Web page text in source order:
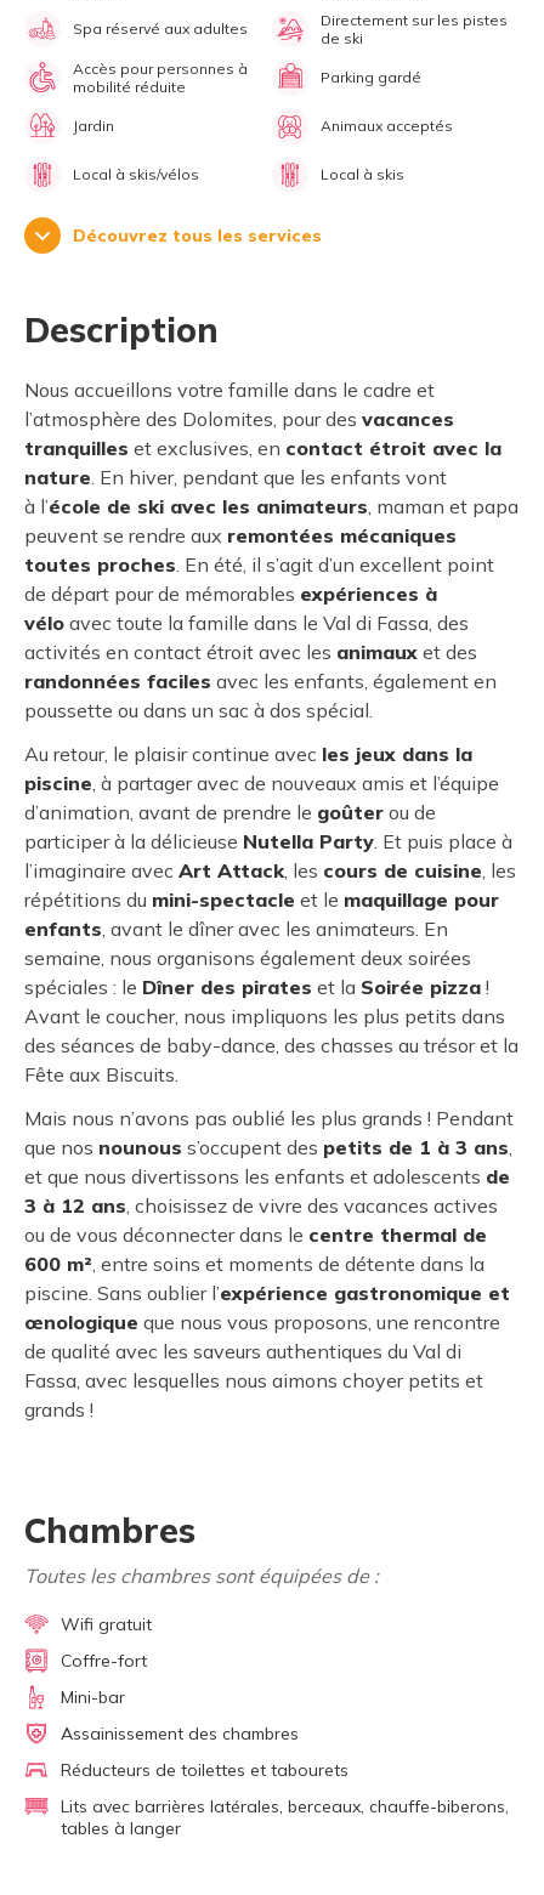
Spa réservé aux adultes
Directement sur les pistes
de ski
Accès pour personnes à
mobilité réduite
Parking gardé
Jardin Animaux acceptés
Local à skis/vélos Local à skis
Découvrez tous les services
Description
Nous accueillons votre famille dans le cadre et
l’atmosphère des Dolomites, pour des vacances
tranquilles et exclusives, en contact étroit avec la
nature. En hiver, pendant que les enfants vont
à l’école de ski avec les animateurs, maman et papa
peuvent se rendre aux remontées mécaniques
toutes proches. En été, il s’agit d’un excellent point
de départ pour de mémorables expériences à
vélo avec toute la famille dans le Val di Fassa, des
activités en contact étroit avec les animaux et des
randonnées faciles avec les enfants, également en
poussette ou dans un sac à dos spécial.
Au retour, le plaisir continue avec les jeux dans la
piscine, à partager avec de nouveaux amis et l’équipe
d’animation, avant de prendre le goûter ou de
participer à la délicieuse Nutella Party. Et puis place à
l’imaginaire avec Art Attack, les cours de cuisine, les
répétitions du mini-spectacle et le maquillage pour
enfants, avant le dîner avec les animateurs. En
semaine, nous organisons également deux soirées
spéciales : le Dîner des pirates et la Soirée pizza !
Avant le coucher, nous impliquons les plus petits dans
des séances de baby-dance, des chasses au trésor et la
Fête aux Biscuits.
Mais nous n’avons pas oublié les plus grands ! Pendant
que nos nounous s’occupent des petits de 1 à 3 ans,
et que nous divertissons les enfants et adolescents de
3 à 12 ans, choisissez de vivre des vacances actives
ou de vous déconnecter dans le centre thermal de
600 m², entre soins et moments de détente dans la
piscine. Sans oublier l’expérience gastronomique et
œnologique que nous vous proposons, une rencontre
de qualité avec les saveurs authentiques du Val di
Fassa, avec lesquelles nous aimons choyer petits et
grands !
Chambres
Toutes les chambres sont équipées de :
Wifi gratuit
Coffre-fort
Mini-bar
Assainissement des chambres
Réducteurs de toilettes et tabourets
Lits avec barrières latérales, berceaux, chauffe-biberons,
tables à langer